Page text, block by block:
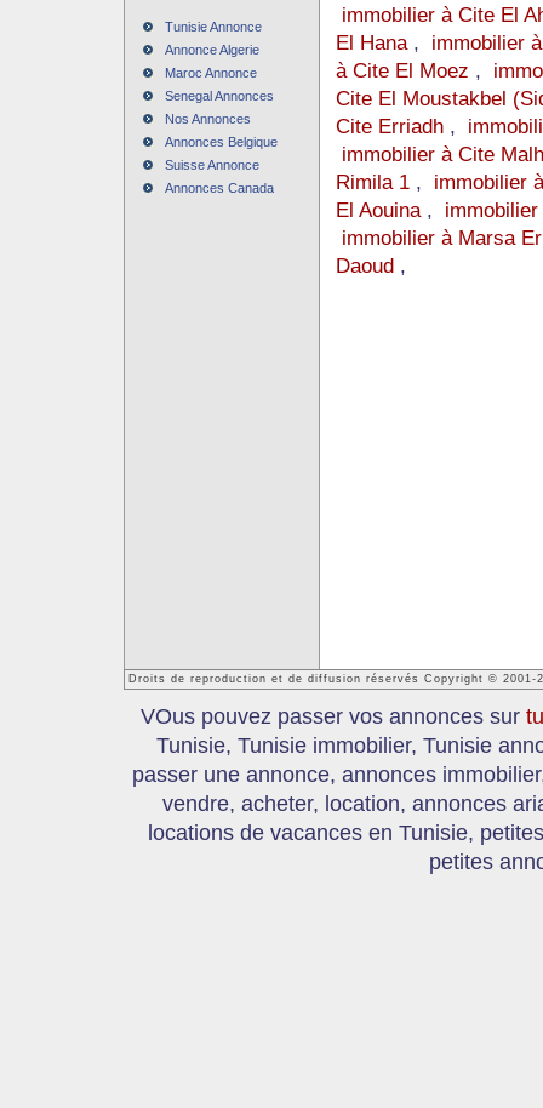
Tunisie Annonce
Annonce Algerie
Maroc Annonce
Senegal Annonces
Nos Annonces
Annonces Belgique
Suisse Annonce
Annonces Canada
immobilier à Cite El
El Hana, immobilier
à Cite El Moez ,
Cite El Moustakbel
Cite Erriadh,
immobilier à Cite
Rimila 1, immobilier
El Aouina,
immobilier à Marsa
Daoud,
Droits de reproduction et de diffusion réservés Copyright © 2001-
VOus pouvez passer vos annonces sur
Tunisie, Tunisie immobilier, Tunisie
passer une annonce, annonces
vendre, acheter, location, annonces
locations de vacances en Tunisie,
petites